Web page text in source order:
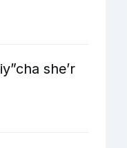
she’r